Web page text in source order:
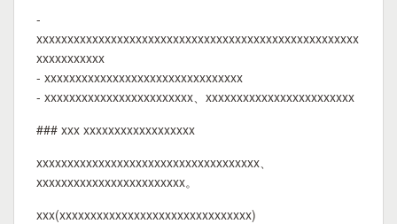
-
xxxxxxxxxxxxxxxxxxxxxxxxxxxxxxxxxxxxxxxxxxxxxxxxxxxx
xxxxxxxxxxx
- xxxxxxxxxxxxxxxxxxxxxxxxxxxxxxxx
- xxxxxxxxxxxxxxxxxxxxxxxx、xxxxxxxxxxxxxxxxxxxxxxxx
### xxx xxxxxxxxxxxxxxxxxx
xxxxxxxxxxxxxxxxxxxxxxxxxxxxxxxxxxxx、
xxxxxxxxxxxxxxxxxxxxxxxx。
xxx(xxxxxxxxxxxxxxxxxxxxxxxxxxxxxxx)